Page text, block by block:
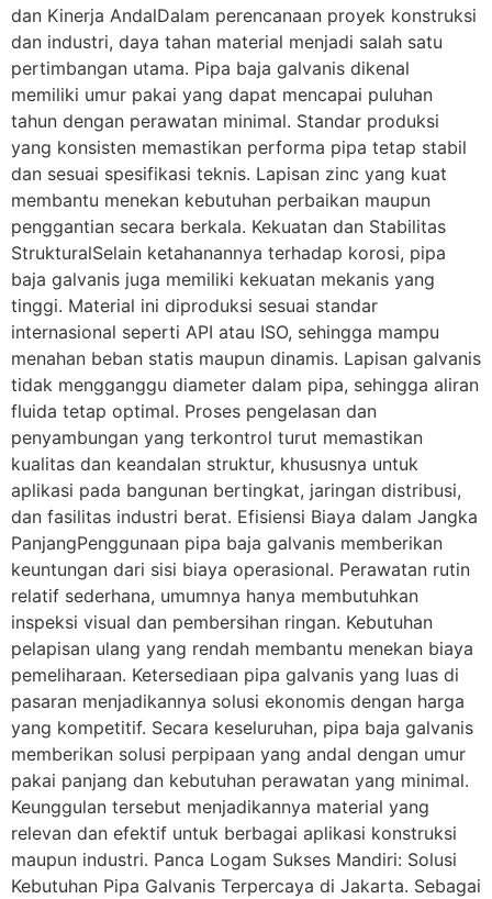
dan Kinerja AndalDalam perencanaan proyek konstruksi
dan industri, daya tahan material menjadi salah satu
pertimbangan utama. Pipa baja galvanis dikenal
memiliki umur pakai yang dapat mencapai puluhan
tahun dengan perawatan minimal. Standar produksi
yang konsisten memastikan performa pipa tetap stabil
dan sesuai spesifikasi teknis. Lapisan zinc yang kuat
membantu menekan kebutuhan perbaikan maupun
penggantian secara berkala. Kekuatan dan Stabilitas
StrukturalSelain ketahanannya terhadap korosi, pipa
baja galvanis juga memiliki kekuatan mekanis yang
tinggi. Material ini diproduksi sesuai standar
internasional seperti API atau ISO, sehingga mampu
menahan beban statis maupun dinamis. Lapisan galvanis
tidak mengganggu diameter dalam pipa, sehingga aliran
fluida tetap optimal. Proses pengelasan dan
penyambungan yang terkontrol turut memastikan
kualitas dan keandalan struktur, khususnya untuk
aplikasi pada bangunan bertingkat, jaringan distribusi,
dan fasilitas industri berat. Efisiensi Biaya dalam Jangka
PanjangPenggunaan pipa baja galvanis memberikan
keuntungan dari sisi biaya operasional. Perawatan rutin
relatif sederhana, umumnya hanya membutuhkan
inspeksi visual dan pembersihan ringan. Kebutuhan
pelapisan ulang yang rendah membantu menekan biaya
pemeliharaan. Ketersediaan pipa galvanis yang luas di
pasaran menjadikannya solusi ekonomis dengan harga
yang kompetitif. Secara keseluruhan, pipa baja galvanis
memberikan solusi perpipaan yang andal dengan umur
pakai panjang dan kebutuhan perawatan yang minimal.
Keunggulan tersebut menjadikannya material yang
relevan dan efektif untuk berbagai aplikasi konstruksi
maupun industri. Panca Logam Sukses Mandiri: Solusi
Kebutuhan Pipa Galvanis Terpercaya di Jakarta. Sebagai